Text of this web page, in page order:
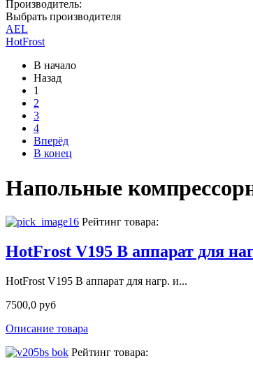
Производитель:
Выбрать производителя
AEL
HotFrost
В начало
Назад
1
2
3
4
Вперёд
В конец
Напольные
Рейтинг товара:
HotFrost V195 B аппарат для
HotFrost V195 B аппарат для нагр. и...
7500,0 руб
Описание товара
Рейтинг товара: